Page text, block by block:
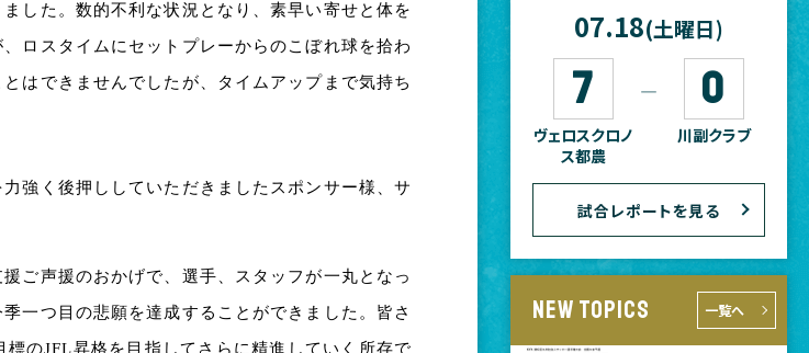
した。数的不利な状況となり、素早い寄せと体を
ロスタイムにセットプレーからのこぼれ球を拾わ
はできませんでしたが、タイムアップまで気持ち
強く後押ししていただきましたスポンサー様、サ
ご声援のおかげで、選手、スタッフが一丸となっ
一つ目の悲願を達成することができました。皆さ
のJFL昇格を目指してさらに精進していく所存で
07.18(土曜日)
7
ヴェロスクロノ
ス都農
― 0
川副クラブ
試合レポートを見る
NEW TOPICS 一覧へ